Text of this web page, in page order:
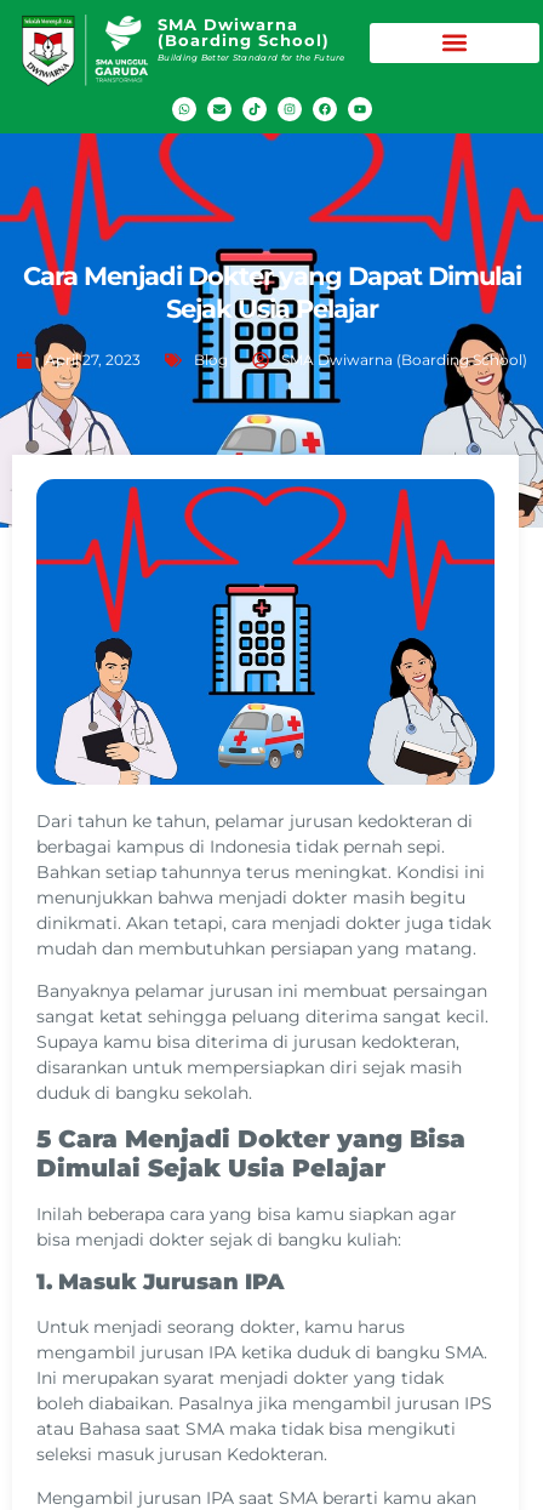
SMA Dwiwarna
(Boarding School)
Building Better Standard for the Future
Cara Menjadi Dokter yang Dapat Dimulai
Sejak Usia Pelajar
April 27, 2023 Blog SMA Dwiwarna (Boarding School)
Dari tahun ke tahun, pelamar jurusan kedokteran di
berbagai kampus di Indonesia tidak pernah sepi.
Bahkan setiap tahunnya terus meningkat. Kondisi ini
menunjukkan bahwa menjadi dokter masih begitu
dinikmati. Akan tetapi, cara menjadi dokter juga tidak
mudah dan membutuhkan persiapan yang matang.
Banyaknya pelamar jurusan ini membuat persaingan
sangat ketat sehingga peluang diterima sangat kecil.
Supaya kamu bisa diterima di jurusan kedokteran,
disarankan untuk mempersiapkan diri sejak masih
duduk di bangku sekolah.
5 Cara Menjadi Dokter yang Bisa
Dimulai Sejak Usia Pelajar
Inilah beberapa cara yang bisa kamu siapkan agar
bisa menjadi dokter sejak di bangku kuliah:
1. Masuk Jurusan IPA
Untuk menjadi seorang dokter, kamu harus
mengambil jurusan IPA ketika duduk di bangku SMA.
Ini merupakan syarat menjadi dokter yang tidak
boleh diabaikan. Pasalnya jika mengambil jurusan IPS
atau Bahasa saat SMA maka tidak bisa mengikuti
seleksi masuk jurusan Kedokteran.
Mengambil jurusan IPA saat SMA berarti kamu akan